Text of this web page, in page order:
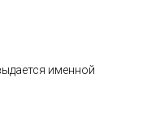
именной